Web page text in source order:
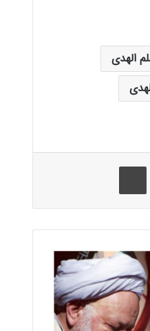
الهدی
اشتراک گذاری از طریق ایمیل